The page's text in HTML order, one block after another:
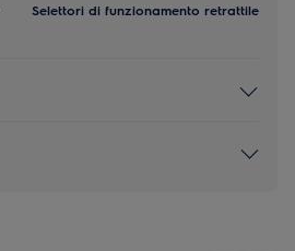
Selettori di funzionamento retrattile